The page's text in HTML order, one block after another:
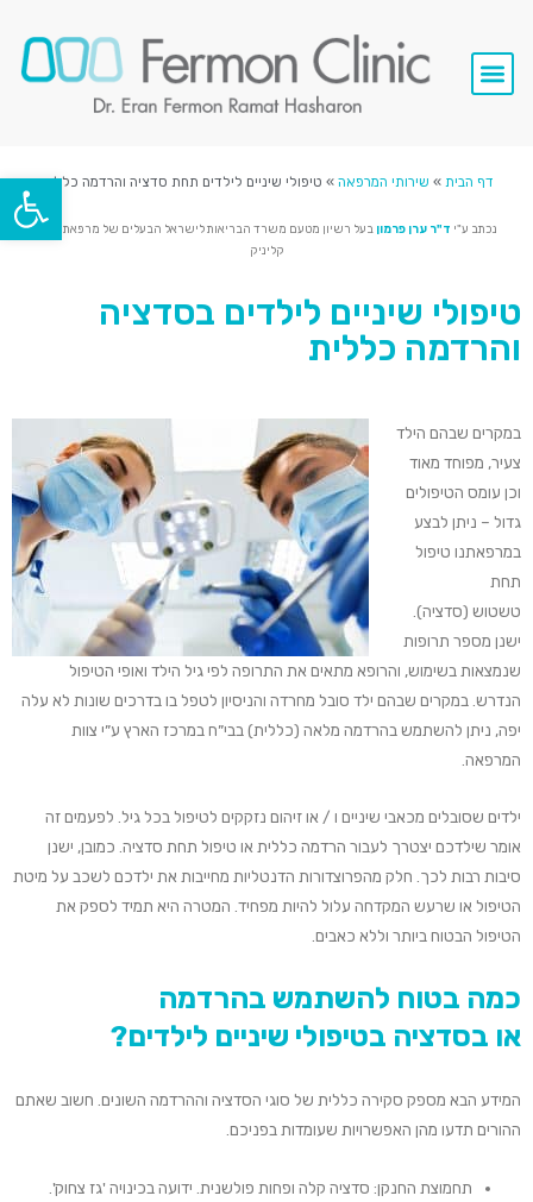
דף הבית » שירותי המרפאה » טיפולי שיניים לילדים תחת סדציה והרדמה כללית
נכתב ע"י ד"ר ערן פרמון בעל רשיון מטעם משרד הבריאות לישראל הבעלים של מרפאת מאלו
קליניק
טיפולי שיניים לילדים בסדציה
והרדמה כללית
במקרים שבהם הילד
צעיר, מפוחד מאוד
וכן עומס הטיפולים
גדול – ניתן לבצע
במרפאתנו טיפול
תחת
טשטוש (סדציה)
ישנן מספר תרופות
שנמצאות בשימוש, והרופא מתאים את התרופה לפי גיל הילד ואופי הטיפול
הנדרש במקרים שבהם ילד סובל מחרדה והניסיון לטפל בו בדרכים שונות לא עלה
יפה, ניתן להשתמש בהרדמה מלאה (כללית) בבי”ח במרכז הארץ ע”י צוות
המרפאה
ילדים שסובלים מכאבי שיניים ו / או זיהום נזקקים לטיפול בכל גיל. לפעמים זה
אומר שילדכם יצטרך לעבור הרדמה כללית או טיפול תחת סדציה. כמובן, ישנן
סיבות רבות לכך. חלק מהפרוצדורות הדנטליות מחייבות את ילדכם לשכב על מיטת
הטיפול או שרעש המקדחה עלול להיות מפחיד. המטרה היא תמיד לספק את
הטיפול הבטוח ביותר וללא כאבים.
כמה בטוח להשתמש בהרדמה
או בסדציה בטיפולי שיניים לילדים?
המידע הבא מספק סקירה כללית של סוגי הסדציה וההרדמה השונים. חשוב שאתם
ההורים תדעו מהן האפשרויות שעומדות בפניכם.
תחמוצת החנקן: סדציה קלה ופחות פולשנית. ידועהבכינויה 'גז צחוק'.
פתח